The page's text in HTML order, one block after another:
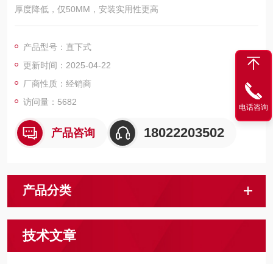
厚度降低，仅50MM，安装实用性更高
产品型号：直下式
更新时间：2025-04-22
厂商性质：经销商
访问量：5682
产品咨询 18022203502
产品分类
技术文章
电话咨询